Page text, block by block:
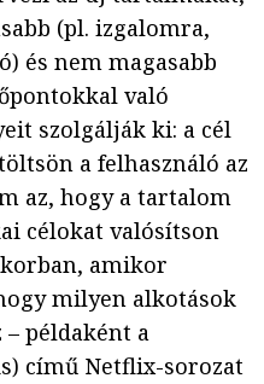
(pl. izgalomra,
és nem magasabb
való
szolgálják ki: a cél
a felhasználó az
az, hogy a tartalom
célokat valósítson
amikor
milyen alkotások
példaként a
című Netflix-sorozat